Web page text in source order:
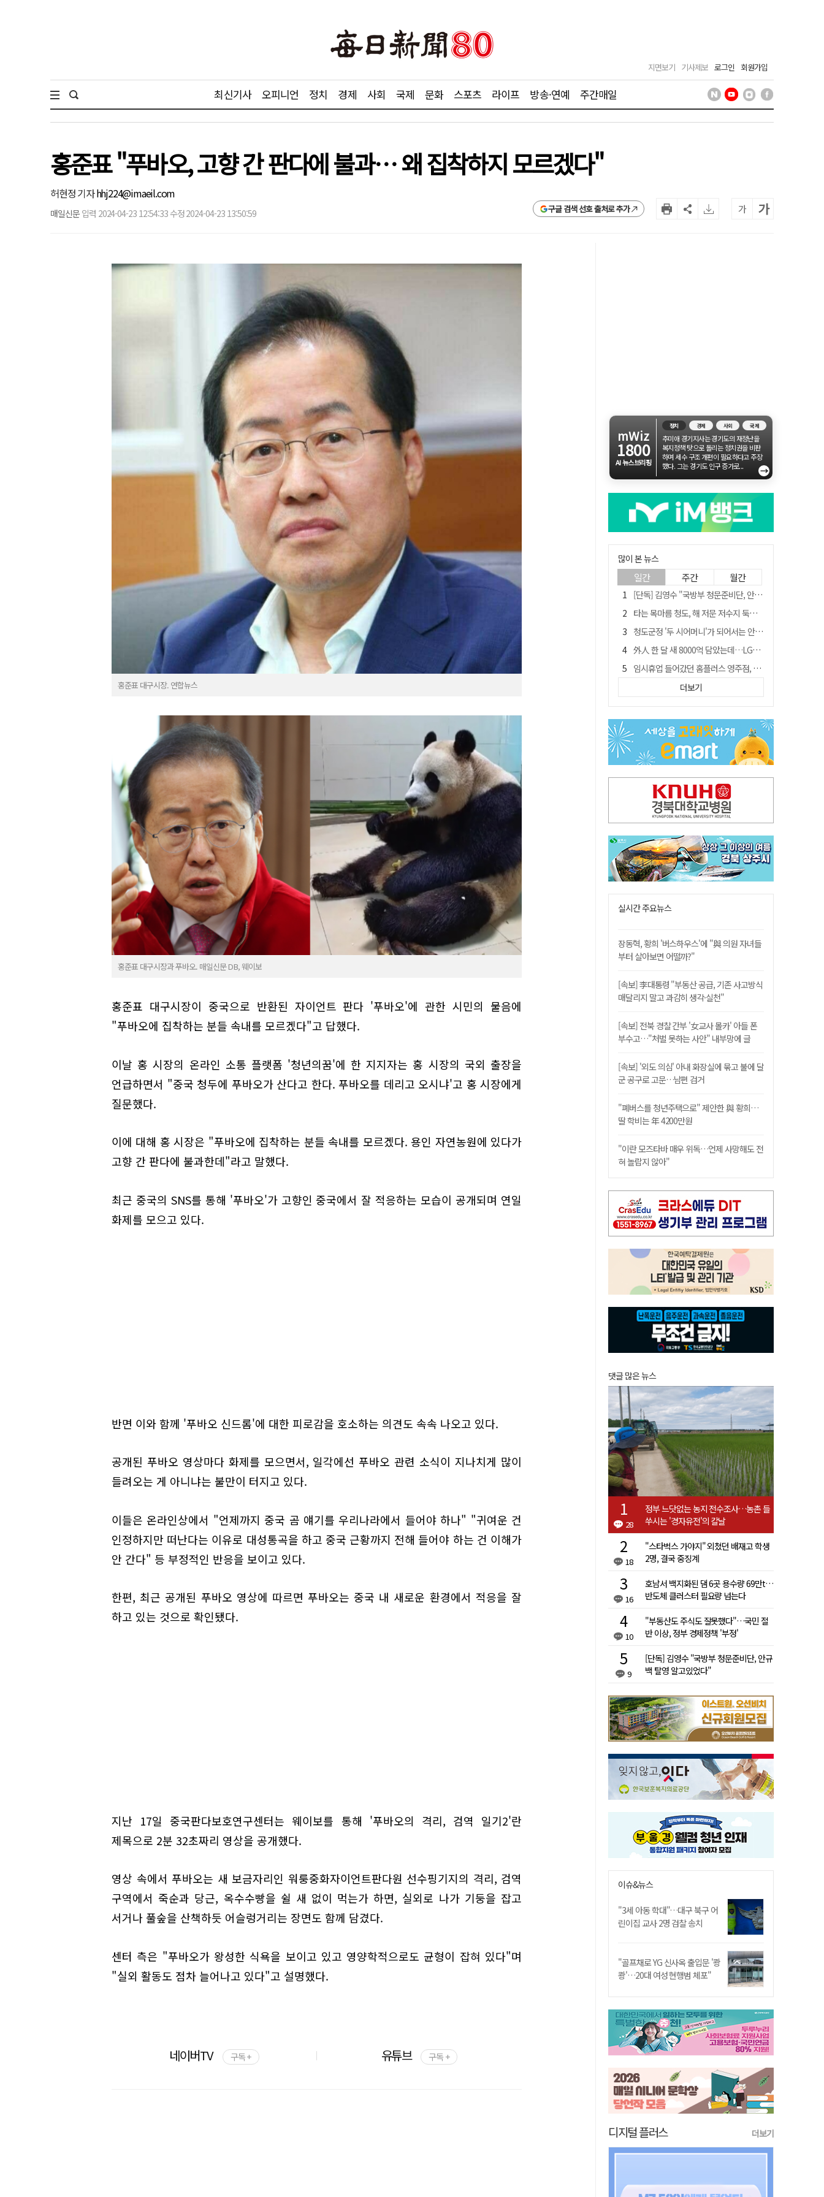
지면보기 기사제보 로그인 회원가입
최신기사 오피니언 정치 경제 사회 국제 문화 스포츠 라이프 방송·연예 주간매일
홍준표 "푸바오, 고향 간 판다에 불과… 왜 집착하지 모르겠다"
허현정 기자hhj224@imaeil.com
매일신문 입력 2024-04-23 12:54:33 수정 2024-04-23 13:50:59 구글 검색 선호 출처로 추가 가 가
홍준표 대구시장. 연합뉴스
홍준표 대구시장과 푸바오. 매일신문 DB, 웨이보
홍준표 대구시장이 중국으로 반환된 자이언트 판다 '푸바오'에 관한 시민의 물음에
"푸바오에 집착하는 분들 속내를 모르겠다"고 답했다.
이날 홍 시장의 온라인 소통 플랫폼 '청년의꿈'에 한 지지자는 홍 시장의 국외 출장을
언급하면서 "중국 청두에 푸바오가 산다고 한다. 푸바오를 데리고 오시냐'고 홍 시장에게
질문했다.
이에 대해 홍 시장은 "푸바오에 집착하는 분들 속내를 모르겠다. 용인 자연농원에 있다가
고향 간 판다에 불과한데"라고 말했다.
최근 중국의 SNS를 통해 '푸바오'가 고향인 중국에서 잘 적응하는 모습이 공개되며 연일
화제를 모으고 있다.
반면 이와 함께 '푸바오 신드롬'에 대한 피로감을 호소하는 의견도 속속 나오고 있다.
공개된 푸바오 영상마다 화제를 모으면서, 일각에선 푸바오 관련 소식이 지나치게 많이
들려오는 게 아니냐는 불만이 터지고 있다.
이들은 온라인상에서 "언제까지 중국 곰 얘기를 우리나라에서 들어야 하나" "귀여운 건
인정하지만 떠난다는 이유로 대성통곡을 하고 중국 근황까지 전해 들어야 하는 건 이해가
안 간다" 등 부정적인 반응을 보이고 있다.
한편, 최근 공개된 푸바오 영상에 따르면 푸바오는 중국 내 새로운 환경에서 적응을 잘
하고 있는 것으로 확인됐다.
지난 17일 중국판다보호연구센터는 웨이보를 통해 '푸바오의 격리, 검역 일기2'란
제목으로 2분 32초짜리 영상을 공개했다.
영상 속에서 푸바오는 새 보금자리인 워룽중화자이언트판다원 선수핑기지의 격리, 검역
구역에서 죽순과 당근, 옥수수빵을 쉴 새 없이 먹는가 하면, 실외로 나가 기둥을 잡고
서거나 풀숲을 산책하듯 어슬렁거리는 장면도 함께 담겼다.
센터 측은 "푸바오가 왕성한 식욕을 보이고 있고 영양학적으로도 균형이 잡혀 있다"며
"실외 활동도 점차 늘어나고 있다"고 설명했다.
네이버TV 구독 + 유튜브 구독 +
mWiz
1800
AI 뉴스브리핑
정치 경제 사회 국제
추미애 경기지사는 경기도의 재정난을
복지정책 탓으로 돌리는 정치권을 비판
하며 세수 구조 개편이 필요하다고 주장
했다. 그는 경기도 인구 증가로...
→
많이 본 뉴스
일간 주간 월간
[단독] 김영수 "국방부 청문준비단, 안규백 탈영 알고있었다"
타는 목마름 청도, 해 저문 저수지 둑에 군수가 서 있었다
청도군정 '두 시어머니'가 되어서는 안된다
外人 한 달 새 8000억 담았는데…LG이노텍 목표주가는 왜 엇갈릴까
임시휴업 들어갔던 홈플러스 영주점, 7일 영업 재개…지하 1층만 운영
신세계사이먼, 대구 아울렛 토지매매 계약 체결… 사업 본궤도
"폐기 버스 개조해 청년주택" 與 황희…'딸 학비는 年 4200만원'
이의준 전 경북도 새마을봉사과장, 제28대 울릉군 부군수 취임
"상법개정해도 주주가 '봉'"…하이닉스 솔리다임 상장설에 술렁[개미와글와글]
더보기
실시간 주요뉴스
장동혁, 황희 '버스하우스'에 "與 의원 자녀들
부터 살아보면 어떨까?"
[속보] 李대통령 "부동산 공급, 기존 사고방식
매달리지 말고 과감히 생각·실천"
[속보] 전북 경찰 간부 '女교사 몰카' 아들 폰
부수고…"처벌 못하는 사안" 내부망에 글
[속보] '외도 의심' 아내 화장실에 묶고 불에 달
군 공구로 고문…남편 검거
"폐버스를 청년주택으로" 제안한 與 황희…
딸 학비는 年 4200만원
"이란 모즈타바 매우 위독…언제 사망해도 전
혀 놀랍지 않아"
댓글 많은 뉴스
28
정부 느닷없는 농지 전수조사…농촌 들
쑤시는 '경자유전'의 칼날
18
"스타벅스 가야지" 외쳤던 배재고 학생
2명, 결국 중징계
16
호남서 백지화된 댐 6곳 용수량 69만t…
반도체 클러스터 필요량 넘는다
10
"부동산도 주식도 잘못했다"…국민 절
반 이상, 정부 경제정책 '부정'
9
[단독] 김영수 "국방부 청문준비단, 안규
백 탈영 알고있었다"
이슈&뉴스
"3세 아동 학대"…대구 북구 어
린이집 교사 2명 검찰 송치
"골프채로 YG 신사옥 출입문 '쾅
쾅'…20대 여성 현행범 체포"
디지털 플러스 더보기